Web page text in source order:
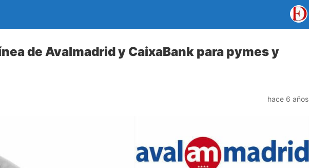
de Avalmadrid y CaixaBank para pymes y
hace 6 años